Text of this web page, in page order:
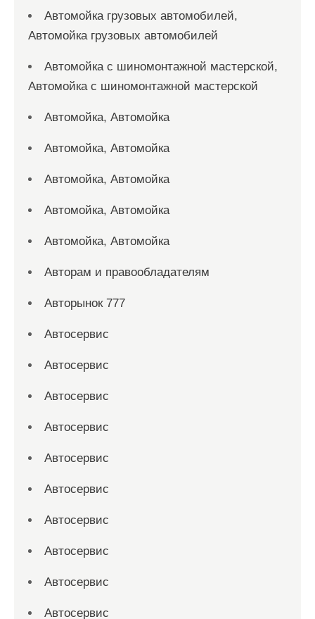
Автомойка грузовых автомобилей,
Автомойка грузовых автомобилей
Автомойка с шиномонтажной мастерской,
Автомойка с шиномонтажной мастерской
Автомойка, Автомойка
Автомойка, Автомойка
Автомойка, Автомойка
Автомойка, Автомойка
Автомойка, Автомойка
Авторам и правообладателям
Авторынок 777
Автосервис
Автосервис
Автосервис
Автосервис
Автосервис
Автосервис
Автосервис
Автосервис
Автосервис
Автосервис